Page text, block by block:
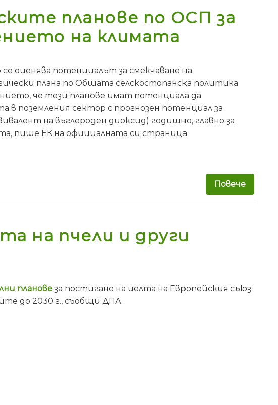
планове по ОСП за
на климата
оценява потенциалът за смекчаване на
плана по Общата селскостопанска политика
че тези планове имат потенциала да
в поземления сектор с прогнозен потенциал за
на въглероден диоксид) годишно, главно за
пише ЕК на официалната си страница.
Повече
на пчели и други
планове за постигане на целта на Европейския съюз
до 2030 г., съобщи ДПА.